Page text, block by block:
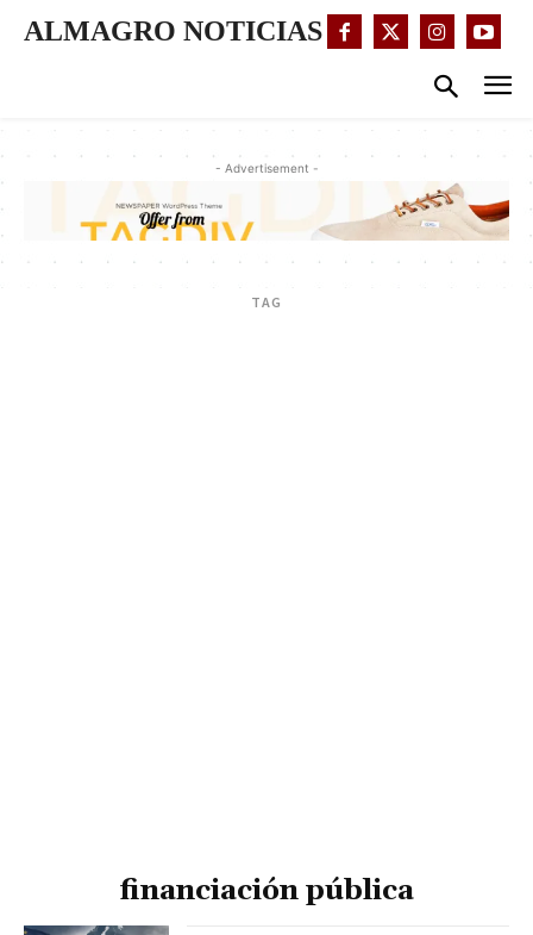
ALMAGRO NOTICIAS
- Advertisement -
TAG
financiación pública